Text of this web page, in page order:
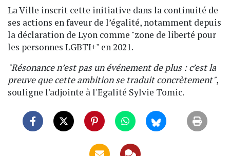
La Ville inscrit cette initiative dans la continuité de
ses actions en faveur de l’égalité, notamment depuis
la déclaration de Lyon comme "zone de liberté pour
les personnes LGBTI+" en 2021.
"Résonance n’est pas un événement de plus : c’est la
preuve que cette ambition se traduit concrètement",
souligne l'adjointe à l'Egalité Sylvie Tomic.